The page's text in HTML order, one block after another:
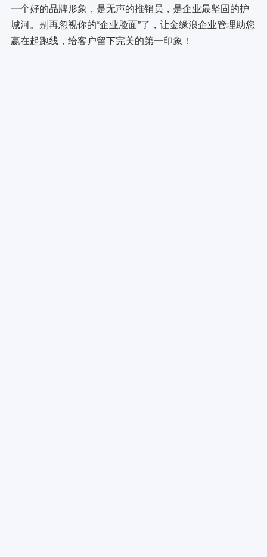
一个好的品牌形象，是无声的推销员，是企业最坚固的护
城河。别再忽视你的“企业脸面”了，让金缘浪企业管理助您
赢在起跑线，给客户留下完美的第一印象！